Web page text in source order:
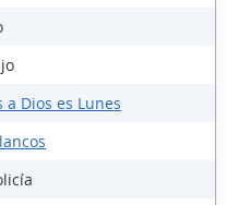
Dios es Lunes